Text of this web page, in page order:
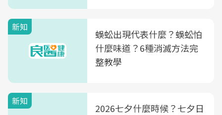
新知
蜈蚣出現代表什麼？蜈蚣怕
什麼味道？6種消滅方法完
整教學
新知
2026七夕什麼時候？七夕日